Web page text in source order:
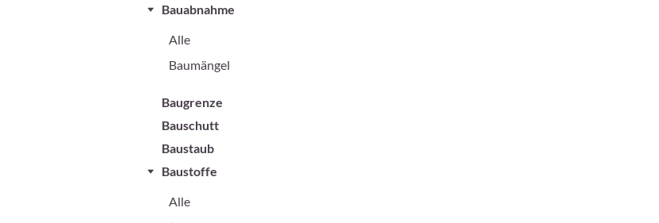
Bauabnahme
Alle
Baumängel
Baugrenze
Bauschutt
Baustaub
Baustoffe
Alle